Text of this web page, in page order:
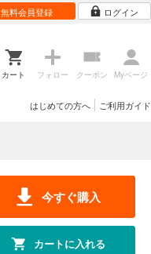
無料会員登録 ログイン
カート フォロー クーポン Myページ
ご利用ガイド
はじめての方へ
今すぐ購入
カートに入れる